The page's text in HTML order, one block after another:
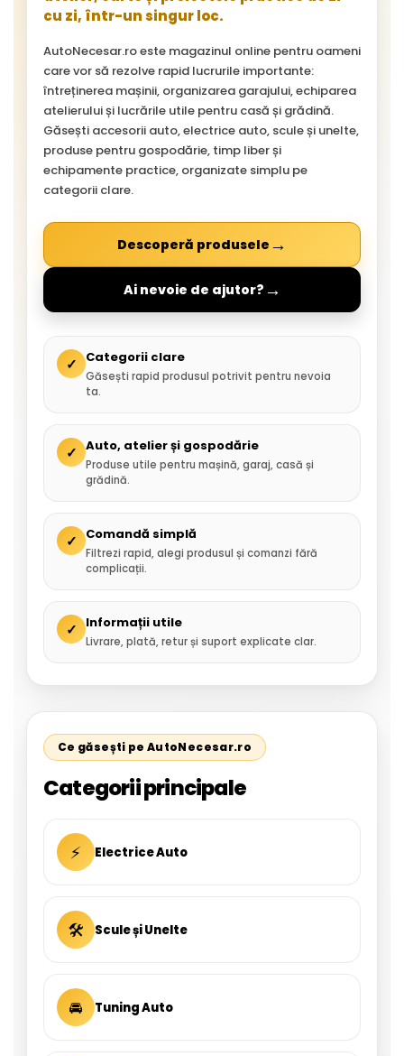
cu zi, într-un singur loc.
AutoNecesar.ro este magazinul online pentru oameni
care vor să rezolve rapid lucrurile importante:
întreținerea mașinii, organizarea garajului, echiparea
atelierului și lucrările utile pentru casă și grădină.
Găsești accesorii auto, electrice auto, scule și unelte,
produse pentru gospodărie, timp liber și
echipamente practice, organizate simplu pe
categorii clare.
Descoperă produsele →
Ai nevoie de ajutor? →
✓ Categorii clare
Găsești rapid produsul potrivit pentru nevoia
ta.
✓ Auto, atelier și gospodărie
Produse utile pentru mașină, garaj, casă și
grădină.
✓ Comandă simplă
Filtrezi rapid, alegi produsul și comanzi fără
complicații.
✓ Informații utile
Livrare, plată, retur și suport explicate clar.
Ce găsești pe AutoNecesar.ro
Categorii principale
⚡ Electrice Auto
🛠 Scule și Unelte
🚘 Tuning Auto